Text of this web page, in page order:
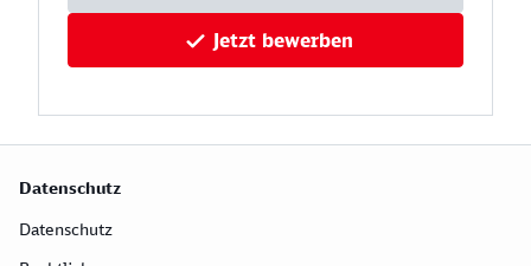
Jetzt bewerben
Datenschutz
Datenschutz